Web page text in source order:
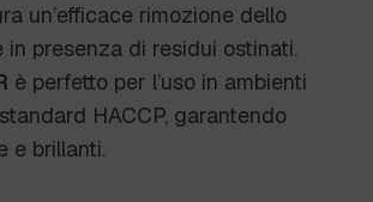
un’efficace rimozione dello
in presenza di residui ostinati.
è perfetto per l’uso in ambienti
HACCP, garantendo
e brillanti.